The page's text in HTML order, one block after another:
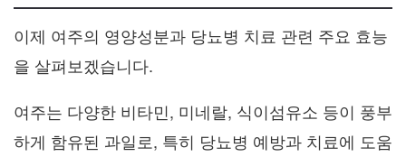
이제 여주의 영양성분과 당뇨병 치료 관련 주요 효능
을 살펴보겠습니다.
여주는 다양한 비타민, 미네랄, 식이섬유소 등이 풍부
하게 함유된 과일로, 특히 당뇨병 예방과 치료에 도움